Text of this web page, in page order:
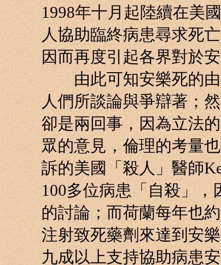
1998年十月起陸續在美
人協助臨終病患尋求死
因而再度引起各界對於
由此可知安樂死的由
人們所談論與爭辯著；
卻是兩回事，因為立法
眾的意見，倫理的考量
訴的美國「殺人」醫師
100多位病患「自殺」
的討論；而荷蘭每年也
注射致死藥劑來達到安
九成以上支持協助病患